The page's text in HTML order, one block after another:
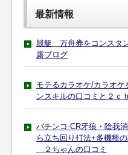
最新情報
競艇 万舟券をコンスタ
露ブログ
モテるカラオケ/カラオケ
ンスキルの口コミと２ｃ
パチンコ-CR牙狼・陰我
ら立ち回り打法+多機種
２ちゃんの口コミ